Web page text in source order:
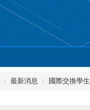
最新消息 國際交換學生